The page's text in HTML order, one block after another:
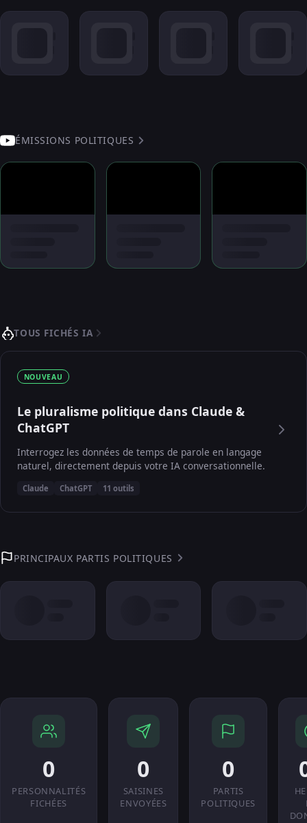
ÉMISSIONS POLITIQUES
TOUS FICHÉS IA
NOUVEAU
Le pluralisme politique dans Claude &
ChatGPT
Interrogez les données de temps de parole en langage
naturel, directement depuis votre IA conversationnelle.
Claude ChatGPT 11 outils
PRINCIPAUX PARTIS POLITIQUES
0
PERSONNALITÉS
FICHÉES
0
SAISINES
ENVOYÉES
0
PARTIS
POLITIQUES